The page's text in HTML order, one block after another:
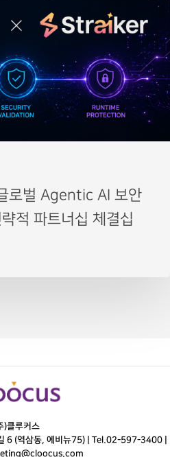
로벌 Agentic AI 보안
적 파트너십 체결십
)클루커스
6 (역삼동, 에비뉴75) | Tel.02-597-3400